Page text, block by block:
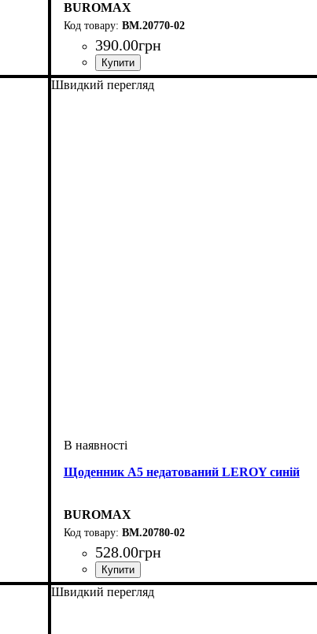
BUROMAX
BM.20770-02
390.00грн
Швидкий перегляд
Щоденник А5 недатований LEROY синій
BUROMAX
BM.20780-02
528.00грн
Швидкий перегляд